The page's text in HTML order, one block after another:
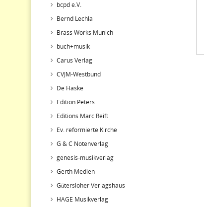
bcpd e.V.
Bernd Lechla
Brass Works Munich
buch+musik
Carus Verlag
CVJM-Westbund
De Haske
Edition Peters
Editions Marc Reift
Ev. reformierte Kirche
G & C Notenverlag
genesis-musikverlag
Gerth Medien
Gütersloher Verlagshaus
HAGE Musikverlag